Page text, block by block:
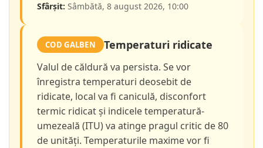
Sfârșit: Sâmbătă, 8 august 2026, 10:00
COD GALBEN Temperaturi ridicate
Valul de căldură va persista. Se vor
înregistra temperaturi deosebit de
ridicate, local va fi caniculă, disconfort
termic ridicat și indicele temperatură-
umezeală (ITU) va atinge pragul critic de 80
de unități. Temperaturile maxime vor fi